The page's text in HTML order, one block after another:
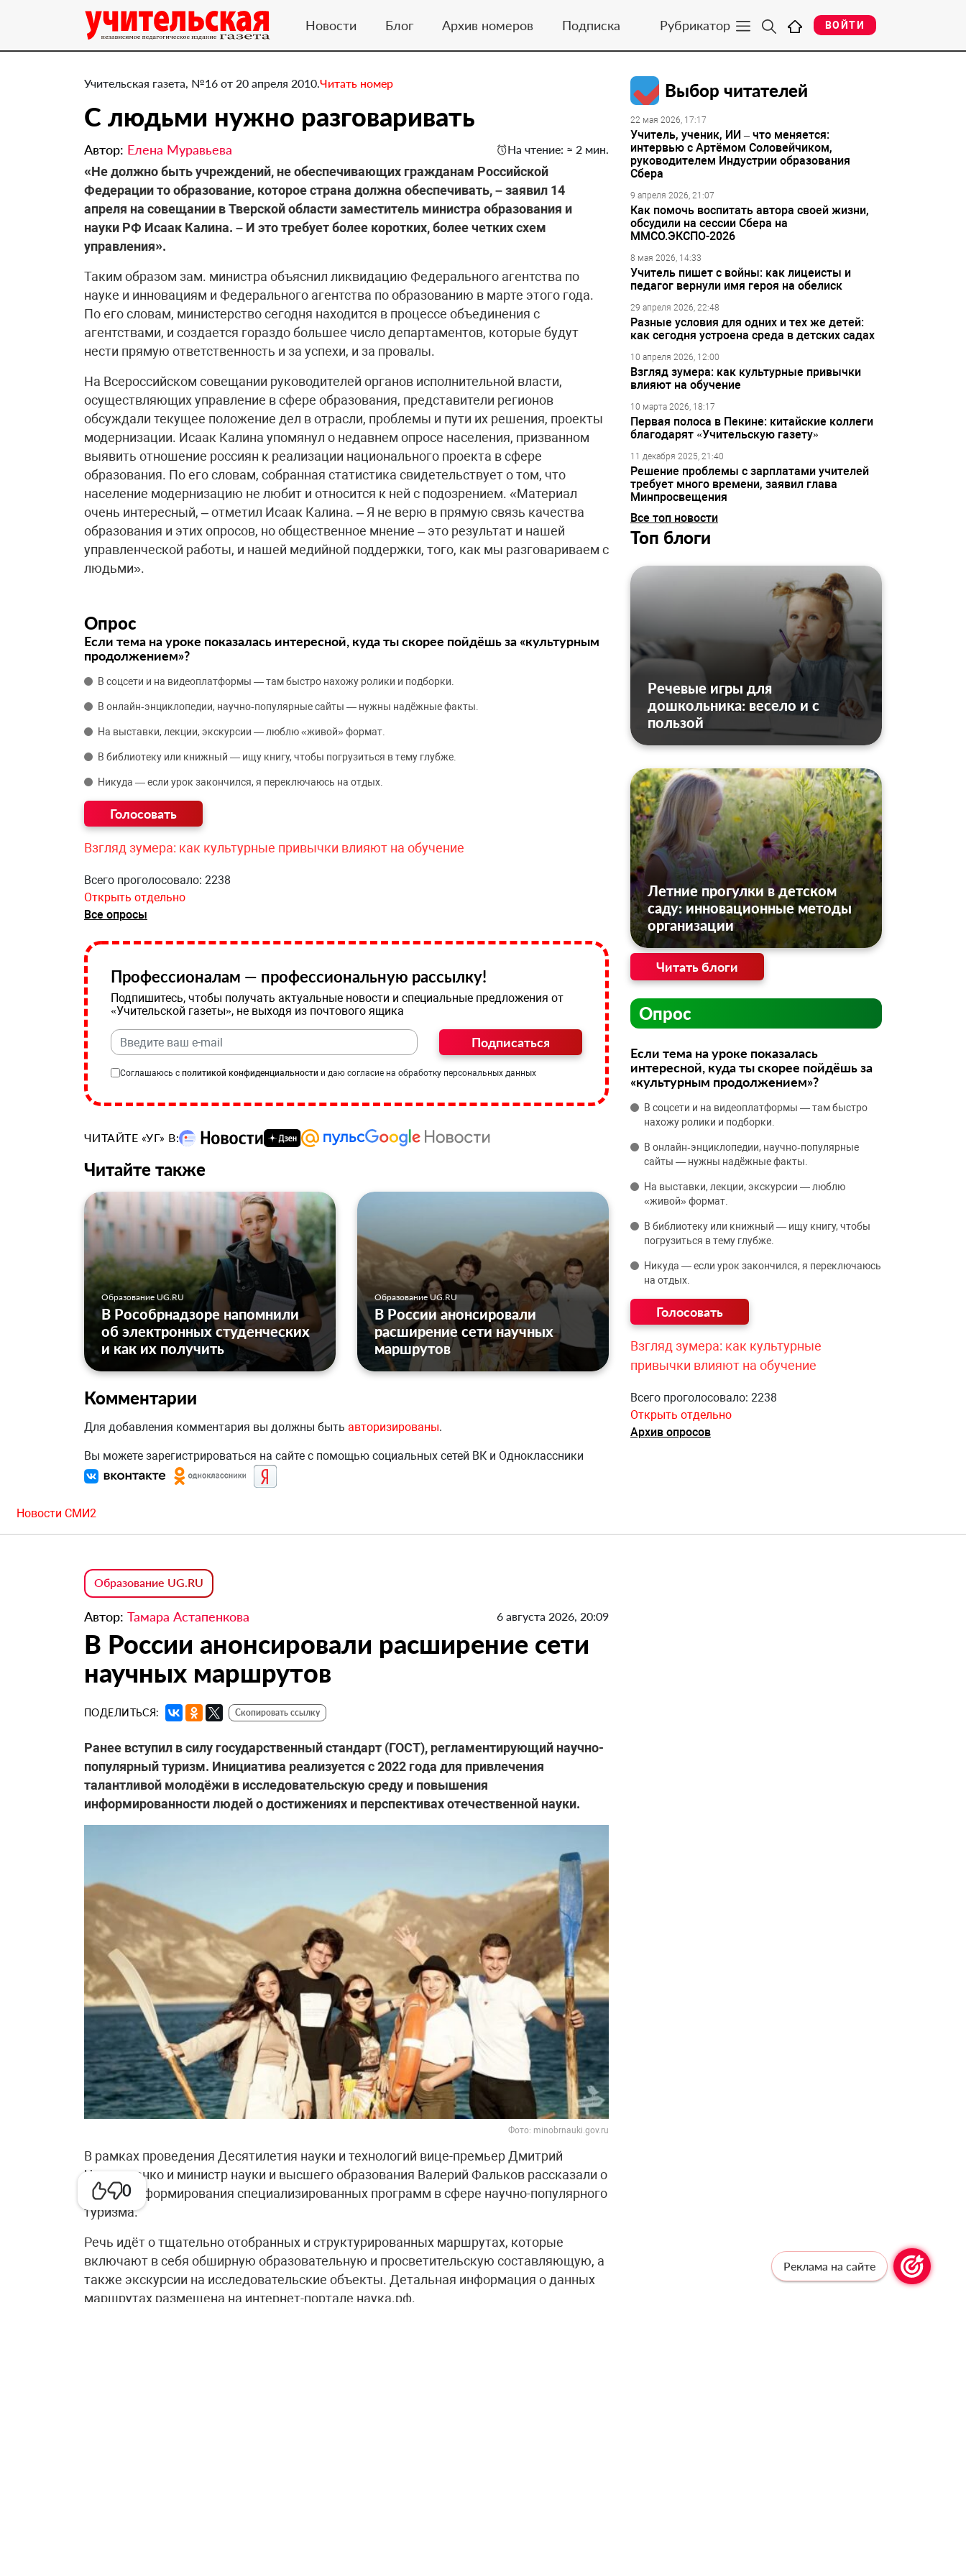
Новости Блог Архив номеров Подписка Рубрикатор ВОЙТИ
0
Учительская газета, №16 от 20 апреля 2010.Читать номер
С людьми нужно разговаривать
Автор: Елена Муравьева На чтение: ≈ 2 мин.
«Не должно быть учреждений, не обеспечивающих гражданам Российской
Федерации то образование, которое страна должна обеспечивать, – заявил 14
апреля на совещании в Тверской области заместитель министра образования и
науки РФ Исаак Калина. – И это требует более коротких, более четких схем
управления».
Таким образом зам. министра объяснил ликвидацию Федерального агентства по
науке и инновациям и Федерального агентства по образованию в марте этого года.
По его словам, министерство сегодня находится в процессе объединения с
агентствами, и создается гораздо большее число департаментов, которые будут
нести прямую ответственность и за успехи, и за провалы.
На Всероссийском совещании руководителей органов исполнительной власти,
осуществляющих управление в сфере образования, представители регионов
обсуждали текущее положение дел в отрасли, проблемы и пути их решения, проекты
модернизации. Исаак Калина упомянул о недавнем опросе населения, призванном
выявить отношение россиян к реализации национального проекта в сфере
образования. По его словам, собранная статистика свидетельствует о том, что
население модернизацию не любит и относится к ней с подозрением. «Материал
очень интересный, – отметил Исаак Калина. – Я не верю в прямую связь качества
образования и этих опросов, но общественное мнение – это результат и нашей
управленческой работы, и нашей медийной поддержки, того, как мы разговариваем с
людьми».
Опрос
Если тема на уроке показалась интересной, куда ты скорее пойдёшь за «культурным
продолжением»?
В соцсети и на видеоплатформы — там быстро нахожу ролики и подборки.
В онлайн‑энциклопедии, научно‑популярные сайты — нужны надёжные факты.
На выставки, лекции, экскурсии — люблю «живой» формат.
В библиотеку или книжный — ищу книгу, чтобы погрузиться в тему глубже.
Никуда — если урок закончился, я переключаюсь на отдых.
Взгляд зумера: как культурные привычки влияют на обучение
Всего проголосовало: 2238
Открыть отдельно
Все опросы
Профессионалам — профессиональную рассылку!
Подпишитесь, чтобы получать актуальные новости и специальные предложения от
«Учительской газеты», не выходя из почтового ящика
Подписаться
Соглашаюсь с политикой конфиденциальности и даю согласие на обработку персональных данных
ЧИТАЙТЕ «УГ» В:
Читайте также
Образование UG.RU
В Рособрнадзоре напомнили
об электронных студенческих
и как их получить
Образование UG.RU
В России анонсировали
расширение сети научных
маршрутов
Комментарии
Для добавления комментария вы должны быть авторизированы.
Вы можете зарегистрироваться на сайте с помощью социальных сетей ВК и Одноклассники
Выбор читателей
22 мая 2026, 17:17
Учитель, ученик, ИИ – что меняется:
интервью с Артёмом Соловейчиком,
руководителем Индустрии образования
Сбера
9 апреля 2026, 21:07
Как помочь воспитать автора своей жизни,
обсудили на сессии Сбера на
ММСО.ЭКСПО-2026
8 мая 2026, 14:33
Учитель пишет с войны: как лицеисты и
педагог вернули имя героя на обелиск
29 апреля 2026, 22:48
Разные условия для одних и тех же детей:
как сегодня устроена среда в детских садах
10 апреля 2026, 12:00
Взгляд зумера: как культурные привычки
влияют на обучение
10 марта 2026, 18:17
Первая полоса в Пекине: китайские коллеги
благодарят «Учительскую газету»
11 декабря 2025, 21:40
Решение проблемы с зарплатами учителей
требует много времени, заявил глава
Минпросвещения
Все топ новости
Топ блоги
Речевые игры для
дошкольника: весело и с
пользой
Летние прогулки в детском
саду: инновационные методы
организации
Читать блоги
Опрос
Если тема на уроке показалась
интересной, куда ты скорее пойдёшь за
«культурным продолжением»?
В соцсети и на видеоплатформы — там быстро
нахожу ролики и подборки.
В онлайн‑энциклопедии, научно‑популярные
сайты — нужны надёжные факты.
На выставки, лекции, экскурсии — люблю
«живой» формат.
В библиотеку или книжный — ищу книгу, чтобы
погрузиться в тему глубже.
Никуда — если урок закончился, я переключаюсь
на отдых.
Взгляд зумера: как культурные
привычки влияют на обучение
Всего проголосовало: 2238
Открыть отдельно
Архив опросов
Новости СМИ2
Образование UG.RU
Автор: Тамара Астапенкова 6 августа 2026, 20:09
В России анонсировали расширение сети
научных маршрутов
ПОДЕЛИТЬСЯ: Скопировать ссылку
Ранее вступил в силу государственный стандарт (ГОСТ), регламентирующий научно-
популярный туризм. Инициатива реализуется с 2022 года для привлечения
талантливой молодёжи в исследовательскую среду и повышения
информированности людей о достижениях и перспективах отечественной науки.
Фото: minobrnauki.gov.ru
В рамках проведения Десятилетия науки и технологий вице-премьер Дмитрий
Чернышенко и министр науки и высшего образования Валерий Фальков рассказали о
процессе формирования специализированных программ в сфере научно-популярного
туризма.
Речь идёт о тщательно отобранных и структурированных маршрутах, которые
включают в себя обширную образовательную и просветительскую составляющую, а
также экскурсии на исследовательские объекты. Детальная информация о данных
маршрутах размещена на интернет-портале наука.рф.
Реклама на сайте